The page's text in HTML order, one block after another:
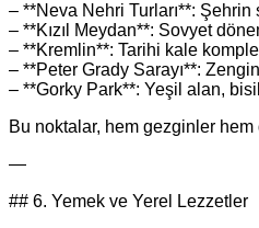
– **Neva Nehri Turları**:
– **Kızıl Meydan**: Sovyet
– **Kremlin**: Tarihi kale
– **Peter Grady Sarayı**:
– **Gorky Park**: Yeşil alan,
Bu noktalar, hem gezginler hem
—
## 6. Yemek ve Yerel Lezzetler